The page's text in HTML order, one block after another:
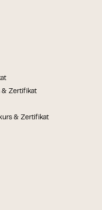
& Zertifikat
& Zertifikat